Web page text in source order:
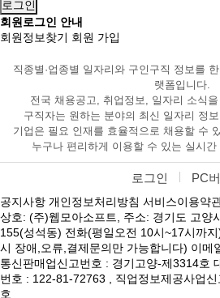
회원로그인 안내
회원정보찾기 회원 가입
직종별·업종별 일자리와 구인구직 정보를
랫폼입니다.
전국 채용공고, 취업정보, 일자리 소식
구직자는 원하는 분야의 최신 일자리 정
기업은 필요 인재를 효율적으로 채용할 수
누구나 편리하게 이용할 수 있는 실시
로그인 PC
공지사항 개인정보처리방침 서비스이용약
상호: (주)웹모아소프트, 주소: 경기도 고양
155(성석동) 전화(평일오전 10시~17시까
시 장애,오류,결제문의만 가능합니다) 이메
통신판매업신고번호 : 경기고양-제3314호
번호 : 122-81-72763 , 직업정보제공사업
호